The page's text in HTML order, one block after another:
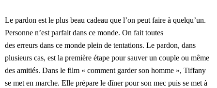
Le pardon est le plus beau cadeau que l’on peut faire à quelqu’un.
Personne n’est parfait dans ce monde. On fait toutes
des erreurs dans ce monde plein de tentations. Le pardon, dans
plusieurs cas, est la première étape pour sauver un couple ou même
des amitiés. Dans le film « comment garder son homme », Tiffany
se met en marche. Elle prépare le dîner pour son mec puis se met à